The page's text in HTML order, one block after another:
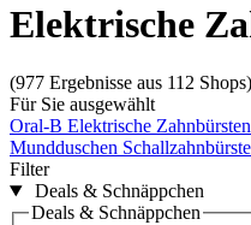
Elektrische
(977 Ergebnisse aus 112 Shops)
Für Sie ausgewählt
Oral-B Elektrische Zahnbürsten
Mundduschen
Filter
Deals & Schnäppchen
Deals & Schnäppchen